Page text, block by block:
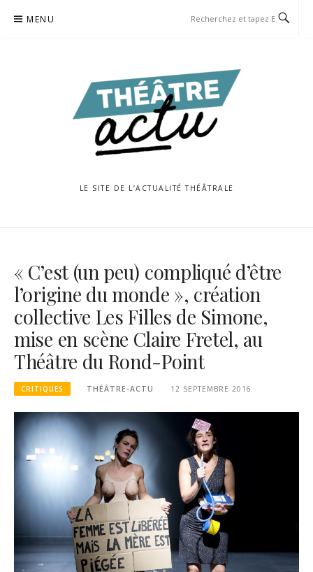
MENU
LE SITE DE L’ACTUALITÉ THÉÂTRALE
« C’est (un peu) compliqué d’être
l’origine du monde », création
collective Les Filles de Simone,
mise en scène Claire Fretel, au
Théâtre du Rond-Point
CRITIQUES THÉÂTRE-ACTU 12 SEPTEMBRE 2016